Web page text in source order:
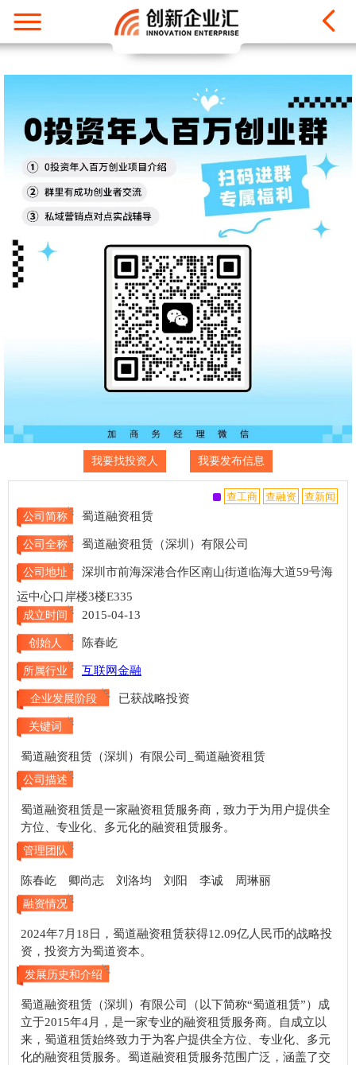
我要找投资人 我要发布信息
公司简称 蜀道融资租赁
公司全称 蜀道融资租赁（深圳）有限公司
公司地址
深圳市前海深港合作区南山街道临海大道59号海
运中心口岸楼3楼E335
成立时间 2015-04-13
创始人 陈春屹
所属行业 互联网金融
企业发展阶段 已获战略投资
关键词
蜀道融资租赁（深圳）有限公司_蜀道融资租赁
公司描述
蜀道融资租赁是一家融资租赁服务商，致力于为用户提供全
方位、专业化、多元化的融资租赁服务。
管理团队
陈春屹 卿尚志 刘洛均 刘阳 李诚 周琳丽
融资情况
2024年7月18日，蜀道融资租赁获得12.09亿人民币的战略投
资，投资方为蜀道资本。
发展历史和介绍
蜀道融资租赁（深圳）有限公司（以下简称“蜀道租赁”）成
立于2015年4月，是一家专业的融资租赁服务商。自成立以
来，蜀道租赁始终致力于为客户提供全方位、专业化、多元
化的融资租赁服务。蜀道融资租赁服务范围广泛，涵盖了交